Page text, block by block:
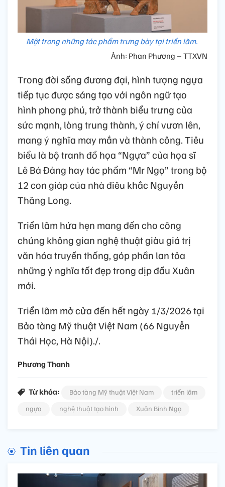
Một trong những tác phẩm trưng bày tại triển lãm.
Ảnh: Phan Phương – TTXVN
Trong đời sống đương đại, hình tượng ngựa
tiếp tục được sáng tạo với ngôn ngữ tạo
hình phong phú, trở thành biểu trưng của
sức mạnh, lòng trung thành, ý chí vươn lên,
mang ý nghĩa may mắn và thành công. Tiêu
biểu là bộ tranh đồ họa “Ngựa” của họa sĩ
Lê Bá Đảng hay tác phẩm “Mr Ngọ” trong bộ
12 con giáp của nhà điêu khắc Nguyễn
Thăng Long.
Triển lãm hứa hẹn mang đến cho công
chúng không gian nghệ thuật giàu giá trị
văn hóa truyền thống, góp phần lan tỏa
những ý nghĩa tốt đẹp trong dịp đầu Xuân
mới.
Triển lãm mở cửa đến hết ngày 1/3/2026 tại
Bảo tàng Mỹ thuật Việt Nam (66 Nguyễn
Thái Học, Hà Nội)./.
Phương Thanh
Từ khóa: Bảo tàng Mỹ thuật Việt Nam
triển lãm
ngựa
nghệ thuật tạo hình Xuân Bính Ngọ
Tin liên quan